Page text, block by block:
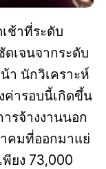
ช้าที่ระดับ
เจนจากระดับ
า นักวิเคราะห์
ค่ารอบนี้เกิดขึ้น
รจ้างงานนอก
คมที่ออกมาแย่
ยง 73,000